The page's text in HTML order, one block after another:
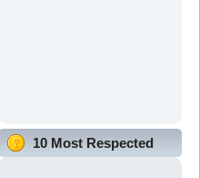
10 Most Respected